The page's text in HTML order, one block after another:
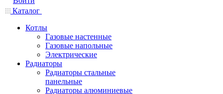
Каталог
Котлы
Газовые настенные
Газовые напольные
Электрические
Радиаторы
Радиаторы стальные
панельные
Радиаторы алюминиевые